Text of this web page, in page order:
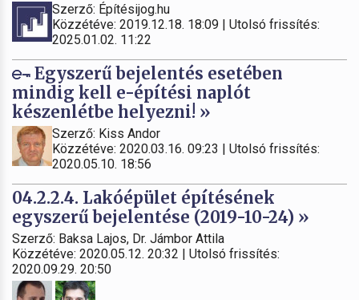
Szerző: Építésijog.hu
Közzétéve: 2019.12.18. 18:09 | Utolsó frissítés:
2025.01.02. 11:22
Egyszerű bejelentés esetében
mindig kell e-építési naplót
készenlétbe helyezni! »
Szerző: Kiss Andor
Közzétéve: 2020.03.16. 09:23 | Utolsó frissítés:
2020.05.10. 18:56
04.2.2.4. Lakóépület építésének
egyszerű bejelentése (2019-10-24) »
Szerző: Baksa Lajos, Dr. Jámbor Attila
Közzétéve: 2020.05.12. 20:32 | Utolsó frissítés:
2020.09.29. 20:50